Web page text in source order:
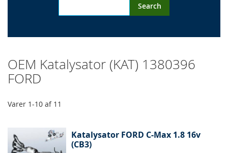
Search
OEM Katalysator (KAT) 1380396
FORD
Varer 1-10 af 11
Katalysator FORD C-Max 1.8 16v
(CB3)